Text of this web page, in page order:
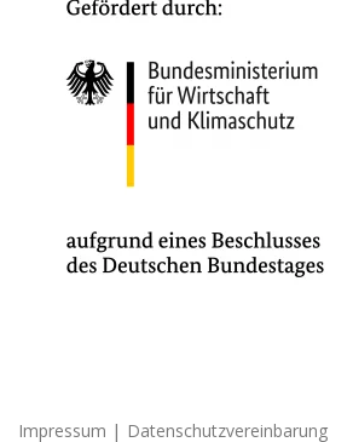
Impressum | Datenschutzvereinbarung